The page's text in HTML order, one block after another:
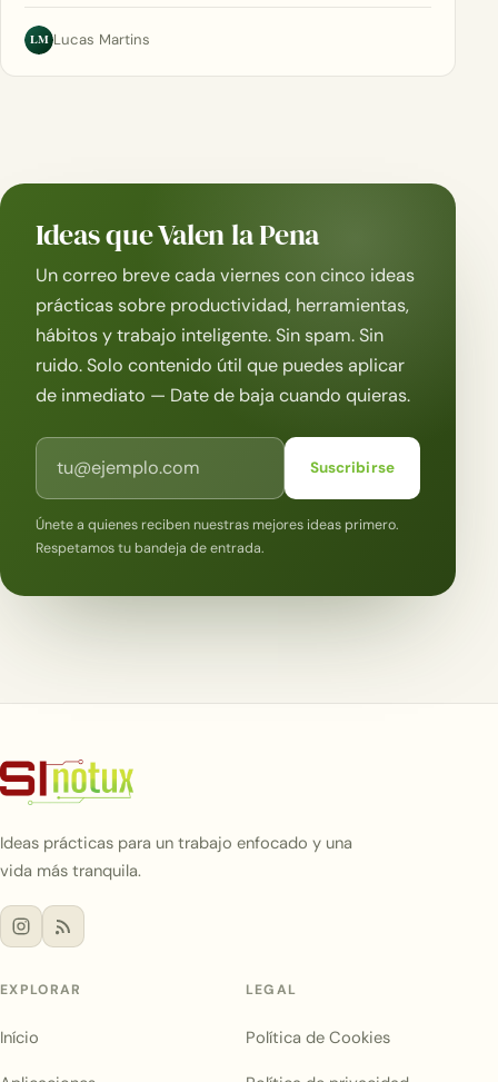
LM Lucas Martins
Ideas que Valen la Pena
Un correo breve cada viernes con cinco ideas
prácticas sobre productividad, herramientas,
hábitos y trabajo inteligente. Sin spam. Sin
ruido. Solo contenido útil que puedes aplicar
de inmediato — Date de baja cuando quieras.
Correo electrónico
Suscribirse
Únete a quienes reciben nuestras mejores ideas primero.
Respetamos tu bandeja de entrada.
Ideas prácticas para un trabajo enfocado y una
vida más tranquila.
EXPLORAR
Início
LEGAL
Política de Cookies